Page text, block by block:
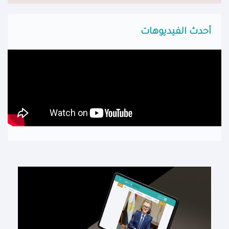
أحدث الفيديوهات